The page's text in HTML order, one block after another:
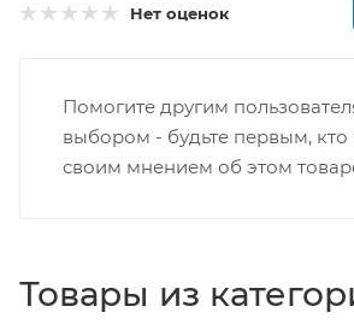
Нет оценок
Помогите другим
выбором - будьте первым, кто
своим мнением об этом
Товары из